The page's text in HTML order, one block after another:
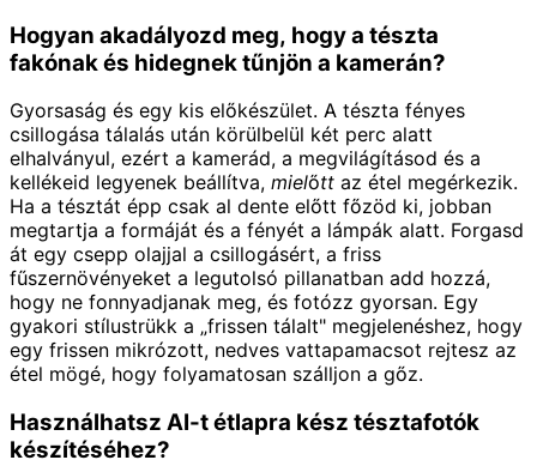
Hogyan akadályozd meg, hogy a tészta
fakónak és hidegnek tűnjön a kamerán?
Gyorsaság és egy kis előkészület. A tészta fényes
csillogása tálalás után körülbelül két perc alatt
elhalványul, ezért a kamerád, a megvilágításod és a
kellékeid legyenek beállítva, mielőtt az étel megérkezik.
Ha a tésztát épp csak al dente előtt főzöd ki, jobban
megtartja a formáját és a fényét a lámpák alatt. Forgasd
át egy csepp olajjal a csillogásért, a friss
fűszernövényeket a legutolsó pillanatban add hozzá,
hogy ne fonnyadjanak meg, és fotózz gyorsan. Egy
gyakori stílustrükk a „frissen tálalt" megjelenéshez, hogy
egy frissen mikrózott, nedves vattapamacsot rejtesz az
étel mögé, hogy folyamatosan szálljon a gőz.
Használhatsz AI-t étlapra kész tésztafotók
készítéséhez?